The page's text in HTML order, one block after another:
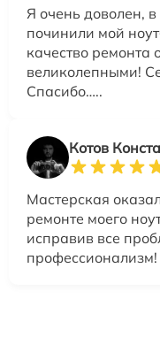
Я очень доволен,
починили мой
качество ремонта
великолепными!
Спасибо…..
Котов
Мастерская
ремонте моего
исправив все
профессионализм!